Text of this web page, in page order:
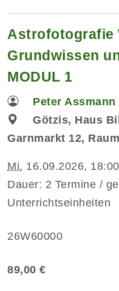
Astrofotografie
Grundwissen
MODUL 1
Peter Assmann
Götzis, Haus
Garnmarkt 12,
Mi. 16.09.2026,
Dauer: 2 Termine /
Unterrichtseinheiten
26W60000
89,00 €